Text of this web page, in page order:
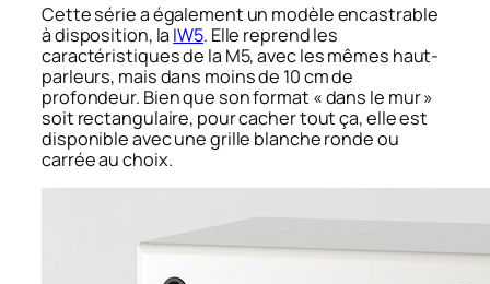
Cette série a également un modèle encastrable
à disposition, la IW5. Elle reprend les
caractéristiques de la M5, avec les mêmes haut-
parleurs, mais dans moins de 10 cm de
profondeur. Bien que son format « dans le mur »
soit rectangulaire, pour cacher tout ça, elle est
disponible avec une grille blanche ronde ou
carrée au choix.